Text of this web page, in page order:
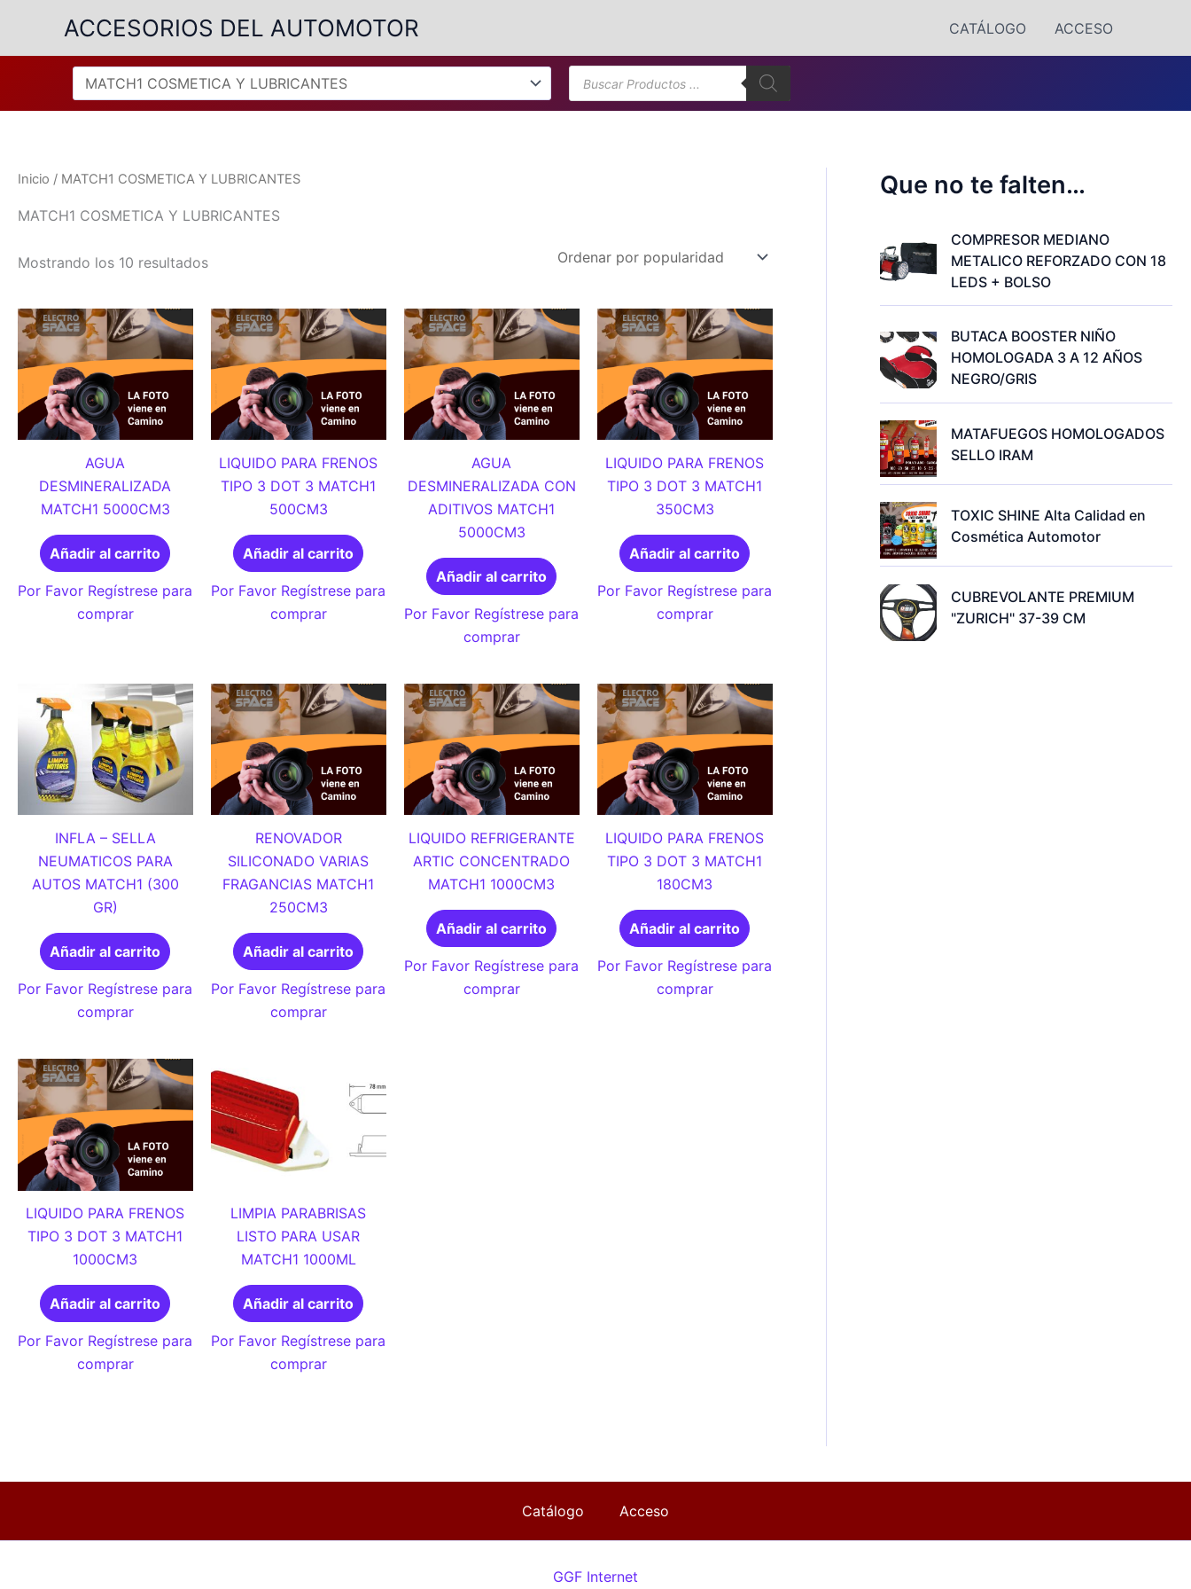
contenido
ACCESORIOS DEL AUTOMOTOR CATÁLOGO ACCESO
Búsqueda
de
productos
Inicio / MATCH1 COSMETICA Y LUBRICANTES
MATCH1 COSMETICA Y LUBRICANTES
Mostrando los 10 resultadosOrdenado
AGUA
DESMINERALIZADA
MATCH1 5000CM3
Añadir al carrito
Por Favor Regístrese para
comprar
LIQUIDO PARA FRENOS
TIPO 3 DOT 3 MATCH1
500CM3
Añadir al carrito
Por Favor Regístrese para
comprar
AGUA
DESMINERALIZADA CON
ADITIVOS MATCH1
5000CM3
Añadir al carrito
Por Favor Regístrese para
comprar
LIQUIDO PARA FRENOS
TIPO 3 DOT 3 MATCH1
350CM3
Añadir al carrito
Por Favor Regístrese para
comprar
INFLA – SELLA
NEUMATICOS PARA
AUTOS MATCH1 (300
GR)
Añadir al carrito
Por Favor Regístrese para
comprar
RENOVADOR
SILICONADO VARIAS
FRAGANCIAS MATCH1
250CM3
Añadir al carrito
Por Favor Regístrese para
comprar
LIQUIDO REFRIGERANTE
ARTIC CONCENTRADO
MATCH1 1000CM3
Añadir al carrito
Por Favor Regístrese para
comprar
LIQUIDO PARA FRENOS
TIPO 3 DOT 3 MATCH1
180CM3
Añadir al carrito
Por Favor Regístrese para
comprar
LIQUIDO PARA FRENOS
TIPO 3 DOT 3 MATCH1
1000CM3
Añadir al carrito
Por Favor Regístrese para
comprar
LIMPIA PARABRISAS
LISTO PARA USAR
MATCH1 1000ML
Añadir al carrito
Por Favor Regístrese para
comprar
Que no te falten…
COMPRESOR MEDIANO
METALICO REFORZADO CON 18
LEDS + BOLSO
BUTACA BOOSTER NIÑO
HOMOLOGADA 3 A 12 AÑOS
NEGRO/GRIS
MATAFUEGOS HOMOLOGADOS
SELLO IRAM
TOXIC SHINE Alta Calidad en
Cosmética Automotor
CUBREVOLANTE PREMIUM
"ZURICH" 37-39 CM
Catálogo Acceso
GGF Internet